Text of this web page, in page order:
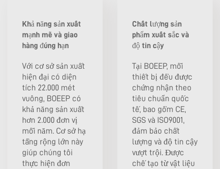
Khả năng sản xuất
mạnh mẽ và giao
hàng đúng hạn
Với cơ sở sản xuất
hiện đại có diện
tích 22.000 mét
vuông, BOEEP có
khả năng sản xuất
hơn 2.000 đơn vị
mỗi năm. Cơ sở hạ
tầng rộng lớn này
giúp chúng tôi
thực hiện đơn
Chất lượng sản
phẩm xuất sắc và
độ tin cậy
Tại BOEEP, mỗi
thiết bị đều được
chứng nhận theo
tiêu chuẩn quốc
tế, bao gồm CE,
SGS và ISO9001,
đảm bảo chất
lượng và độ tin cậy
vượt trội. Được
chế tạo từ vật liệu